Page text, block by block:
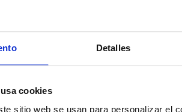
Detalles
cookies
sitio web se usan para personalizar el
por insuficiencia cardiaca se
por el nivel de renta de cada